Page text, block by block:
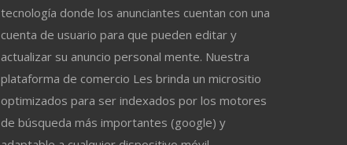
tecnología donde los anunciantes cuentan con una
cuenta de usuario para que pueden editar y
actualizar su anuncio personal mente. Nuestra
plataforma de comercio Les brinda un micrositio
optimizados para ser indexados por los motores
de búsqueda más importantes (google) y